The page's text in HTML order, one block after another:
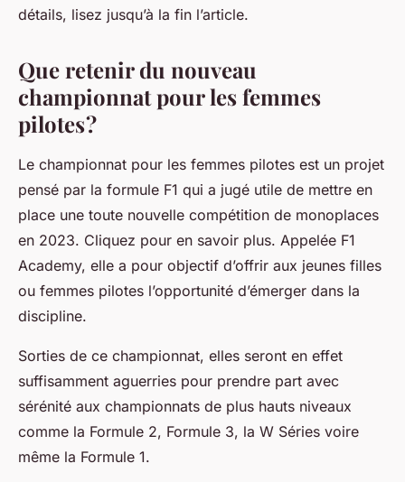
détails, lisez jusqu’à la fin l’article.
Que retenir du nouveau
championnat pour les femmes
pilotes ?
Le championnat pour les femmes pilotes est un projet
pensé par la formule F1 qui a jugé utile de mettre en
place une toute nouvelle compétition de monoplaces
en 2023. Cliquez pour en savoir plus. Appelée F1
Academy, elle a pour objectif d’offrir aux jeunes filles
ou femmes pilotes l’opportunité d’émerger dans la
discipline.
Sorties de ce championnat, elles seront en effet
suffisamment aguerries pour prendre part avec
sérénité aux championnats de plus hauts niveaux
comme la Formule 2, Formule 3, la W Séries voire
même la Formule 1.